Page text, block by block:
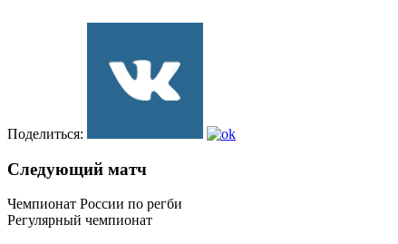
Поделиться:
Следующий матч
Чемпионат России по регби
Регулярный чемпионат